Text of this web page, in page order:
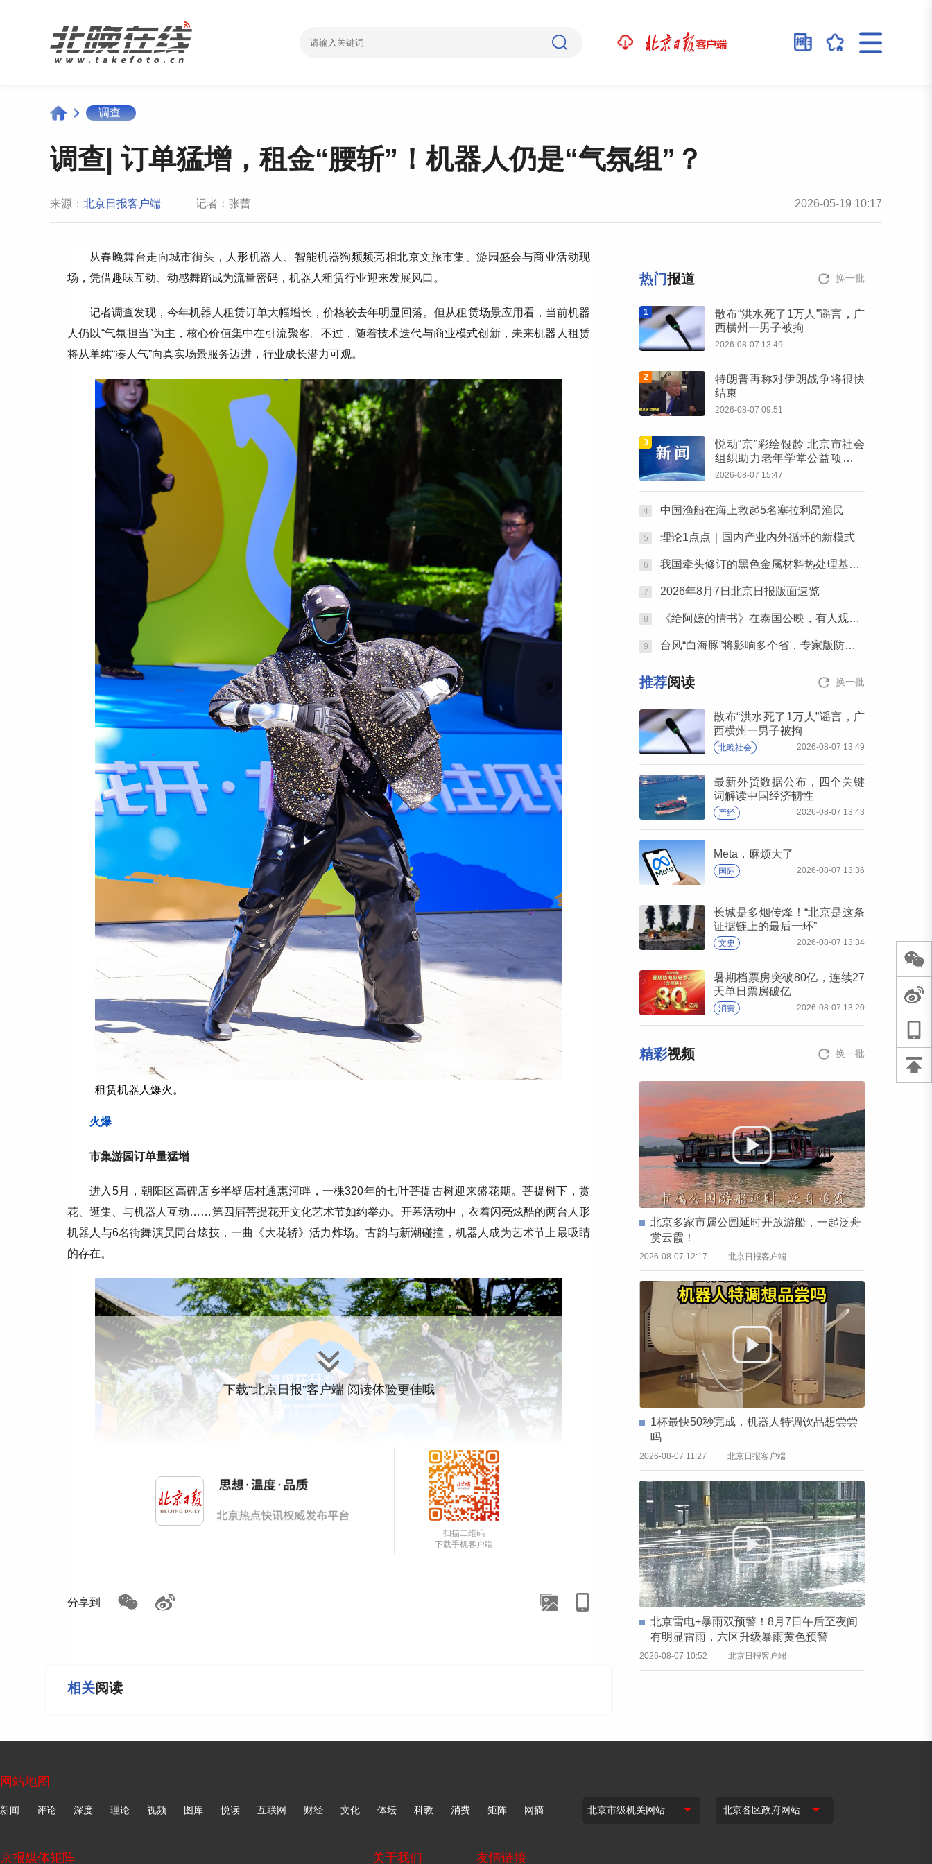
调查
调查| 订单猛增，租金“腰斩”！机器人仍是“气氛组”？
来源： 北京日报客户端 记者：张蕾 2026-05-19 10:17
从春晚舞台走向城市街头，人形机器人、智能机器狗频频亮相北京文旅市集、游园盛会与商业活动现
场，凭借趣味互动、动感舞蹈成为流量密码，机器人租赁行业迎来发展风口。
记者调查发现，今年机器人租赁订单大幅增长，价格较去年明显回落。但从租赁场景应用看，当前机器
人仍以“气氛担当”为主，核心价值集中在引流聚客。不过，随着技术迭代与商业模式创新，未来机器人租赁
将从单纯“凑人气”向真实场景服务迈进，行业成长潜力可观。
租赁机器人爆火。
火爆
市集游园订单量猛增
进入5月，朝阳区高碑店乡半壁店村通惠河畔，一棵320年的七叶菩提古树迎来盛花期。菩提树下，赏
花、逛集、与机器人互动……第四届菩提花开文化艺术节如约举办。开幕活动中，衣着闪亮炫酷的两台人形
机器人与6名街舞演员同台炫技，一曲《大花轿》活力炸场。古韵与新潮碰撞，机器人成为艺术节上最吸睛
的存在。
第四届菩提花开文化艺术节上，机器人和街舞演员同台炫技。
场热度节节攀升。
发来得猝不及防。他所在事业部去年9月刚成立时，机器人租赁还不温不火，需求基本局限在大型展会。“今
下载“北京日报”客户端 阅读体验更佳哦
扫描二维码
下载手机客户端
分享到
相关阅读
热门报道 换一批
1
散布“洪水死了1万人”谣言，广
西横州一男子被拘
2026-08-07 13:49
2
特朗普再称对伊朗战争将很快
结束
2026-08-07 09:51
3
悦动“京”彩绘银龄 北京市社会
组织助力老年学堂公益项目稳
步推进
2026-08-07 15:47
4 中国渔船在海上救起5名塞拉利昂渔民
5 理论1点点｜国内产业内外循环的新模式
6 我国牵头修订的黑色金属材料热处理基础领域国际标准发布
7 2026年8月7日北京日报版面速览
8 《给阿嬷的情书》在泰国公映，有人观后落泪，有人提笔寄语亲人
9 台风“白海豚”将影响多个省，专家版防护指南请收好
推荐阅读 换一批
散布“洪水死了1万人”谣言，广
西横州一男子被拘
北晚社会 2026-08-07 13:49
最新外贸数据公布，四个关键
词解读中国经济韧性
产经 2026-08-07 13:43
Meta，麻烦大了
国际 2026-08-07 13:36
长城是多烟传烽！“北京是这条
证据链上的最后一环”
文史 2026-08-07 13:34
暑期档票房突破80亿，连续27
天单日票房破亿
消费 2026-08-07 13:20
精彩视频 换一批
北京多家市属公园延时开放游船，一起泛舟
赏云霞！
2026-08-07 12:17 北京日报客户端
1杯最快50秒完成，机器人特调饮品想尝尝
吗
2026-08-07 11:27 北京日报客户端
北京雷电+暴雨双预警！8月7日午后至夜间
有明显雷雨，六区升级暴雨黄色预警
2026-08-07 10:52 北京日报客户端
网站地图
新闻 评论 深度 理论 视频 图库 悦读 互联网 财经 文化 体坛 科教 消费 矩阵 网摘
京报媒体矩阵 关于我们 友情链接